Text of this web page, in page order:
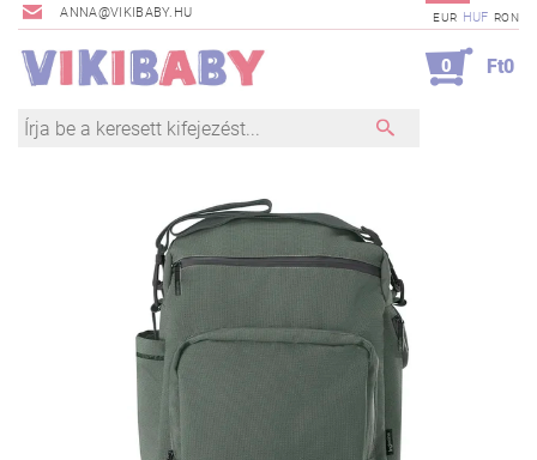
ANNA@VIKIBABY.HU EUR HUF RON
0 Ft0